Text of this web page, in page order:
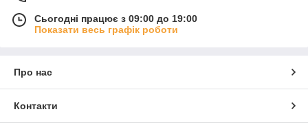
Сьогодні працює з 09:00 до 19:00
Показати весь графік роботи
Про нас
Контакти